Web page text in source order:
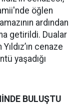
öğlen
ardından
getirildi. Dualar
cenaze
yaşadığı
BULUŞTU